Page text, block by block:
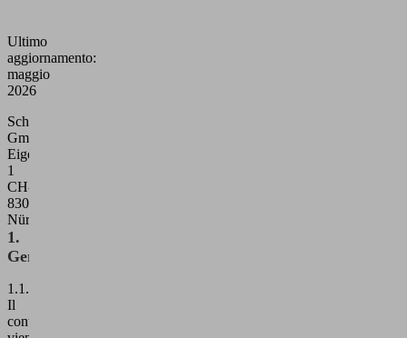
Ultimo
aggiornamento:
maggio
2026
Schmalz
GmbH
Eigentalstrasse
1
CH-
8309
Nürensdorf
1.
Generale
1.1.
Il
contratto